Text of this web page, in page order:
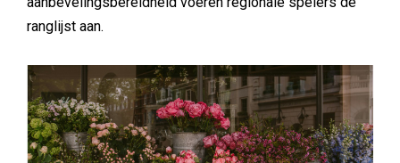
ranglijst aan.